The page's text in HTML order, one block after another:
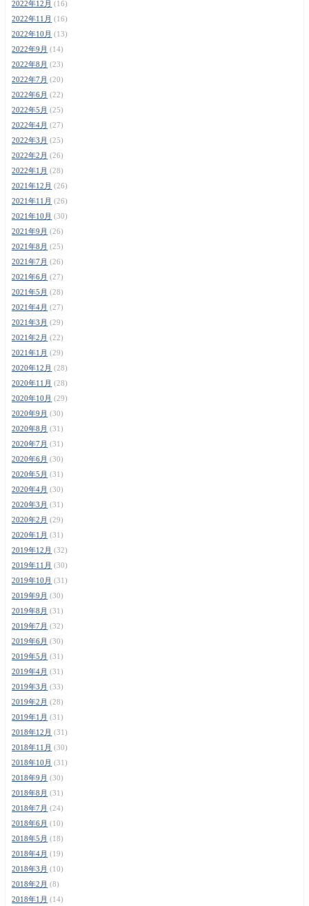
2022年12月 (16)
2022年11月 (16)
2022年10月 (13)
2022年9月 (14)
2022年8月 (23)
2022年7月 (20)
2022年6月 (22)
2022年5月 (25)
2022年4月 (27)
2022年3月 (25)
2022年2月 (26)
2022年1月 (28)
2021年12月 (26)
2021年11月 (26)
2021年10月 (30)
2021年9月 (26)
2021年8月 (25)
2021年7月 (26)
2021年6月 (27)
2021年5月 (28)
2021年4月 (27)
2021年3月 (29)
2021年2月 (22)
2021年1月 (29)
2020年12月 (28)
2020年11月 (28)
2020年10月 (29)
2020年9月 (30)
2020年8月 (31)
2020年7月 (31)
2020年6月 (30)
2020年5月 (31)
2020年4月 (30)
2020年3月 (31)
2020年2月 (29)
2020年1月 (31)
2019年12月 (32)
2019年11月 (30)
2019年10月 (31)
2019年9月 (30)
2019年8月 (31)
2019年7月 (32)
2019年6月 (30)
2019年5月 (31)
2019年4月 (31)
2019年3月 (33)
2019年2月 (28)
2019年1月 (31)
2018年12月 (31)
2018年11月 (30)
2018年10月 (31)
2018年9月 (30)
2018年8月 (31)
2018年7月 (24)
2018年6月 (10)
2018年5月 (18)
2018年4月 (19)
2018年3月 (10)
2018年2月 (8)
2018年1月 (14)